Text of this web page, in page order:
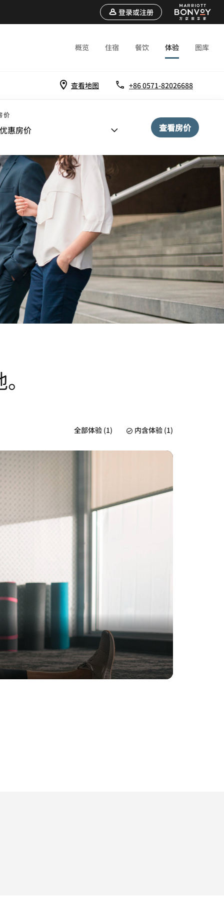
登录或注册
概览 住宿 餐饮 体验 图库
查看地图 +86 0571-82026688
价
惠房价 查看房价
全部体验 (1) 内含体验 (1)